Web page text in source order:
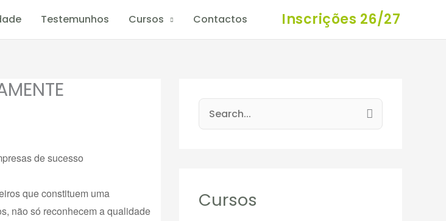
Testemunhos Cursos Contactos Inscrições 26/27
de sucesso
que constituem uma
não só reconhecem a qualidade
c
Cursos